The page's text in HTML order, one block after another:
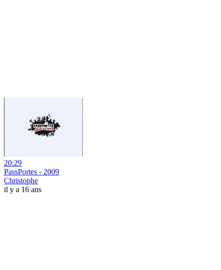
20:29
PassPortes - 2009
Christophe
il y a 16 ans